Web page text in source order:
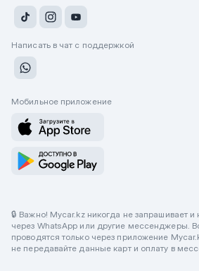
Написать в чат с поддержкой
Мобильное приложение
🔒 Важно! Mycar.kz никогда не запрашивает
через WhatsApp или другие мессенджеры.
проводятся только через приложение
не передавайте данные карт и оплату в